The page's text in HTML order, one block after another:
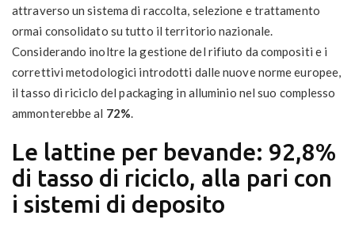
attraverso un sistema di raccolta, selezione e trattamento
ormai consolidato su tutto il territorio nazionale.
Considerando inoltre la gestione del rifiuto da compositi e i
correttivi metodologici introdotti dalle nuove norme europee,
il tasso di riciclo del packaging in alluminio nel suo complesso
ammonterebbe al 72%.
Le lattine per bevande: 92,8%
di tasso di riciclo, alla pari con
i sistemi di deposito